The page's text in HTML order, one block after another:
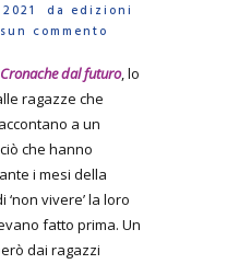
da edizioni
commento
Cronache dal futuro, lo
ragazze che
a un
che hanno
i mesi della
vivere’ la loro
fatto prima. Un
dai ragazzi